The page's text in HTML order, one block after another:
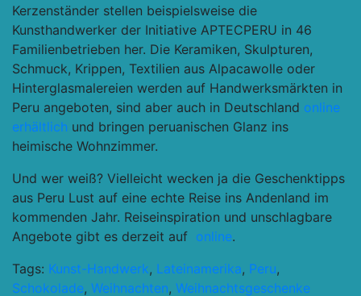
Kerzenständer stellen beispielsweise die
Kunsthandwerker der Initiative APTECPERU in 46
Familienbetrieben her. Die Keramiken, Skulpturen,
Schmuck, Krippen, Textilien aus Alpacawolle oder
Hinterglasmalereien werden auf Handwerksmärkten in
Peru angeboten, sind aber auch in Deutschland online
erhältlich und bringen peruanischen Glanz ins
heimische Wohnzimmer.
Und wer weiß? Vielleicht wecken ja die Geschenktipps
aus Peru Lust auf eine echte Reise ins Andenland im
kommenden Jahr. Reiseinspiration und unschlagbare
Angebote gibt es derzeit auf online.
Tags: Kunst-Handwerk, Lateinamerika, Peru,
Schokolade, Weihnachten, Weihnachtsgeschenke